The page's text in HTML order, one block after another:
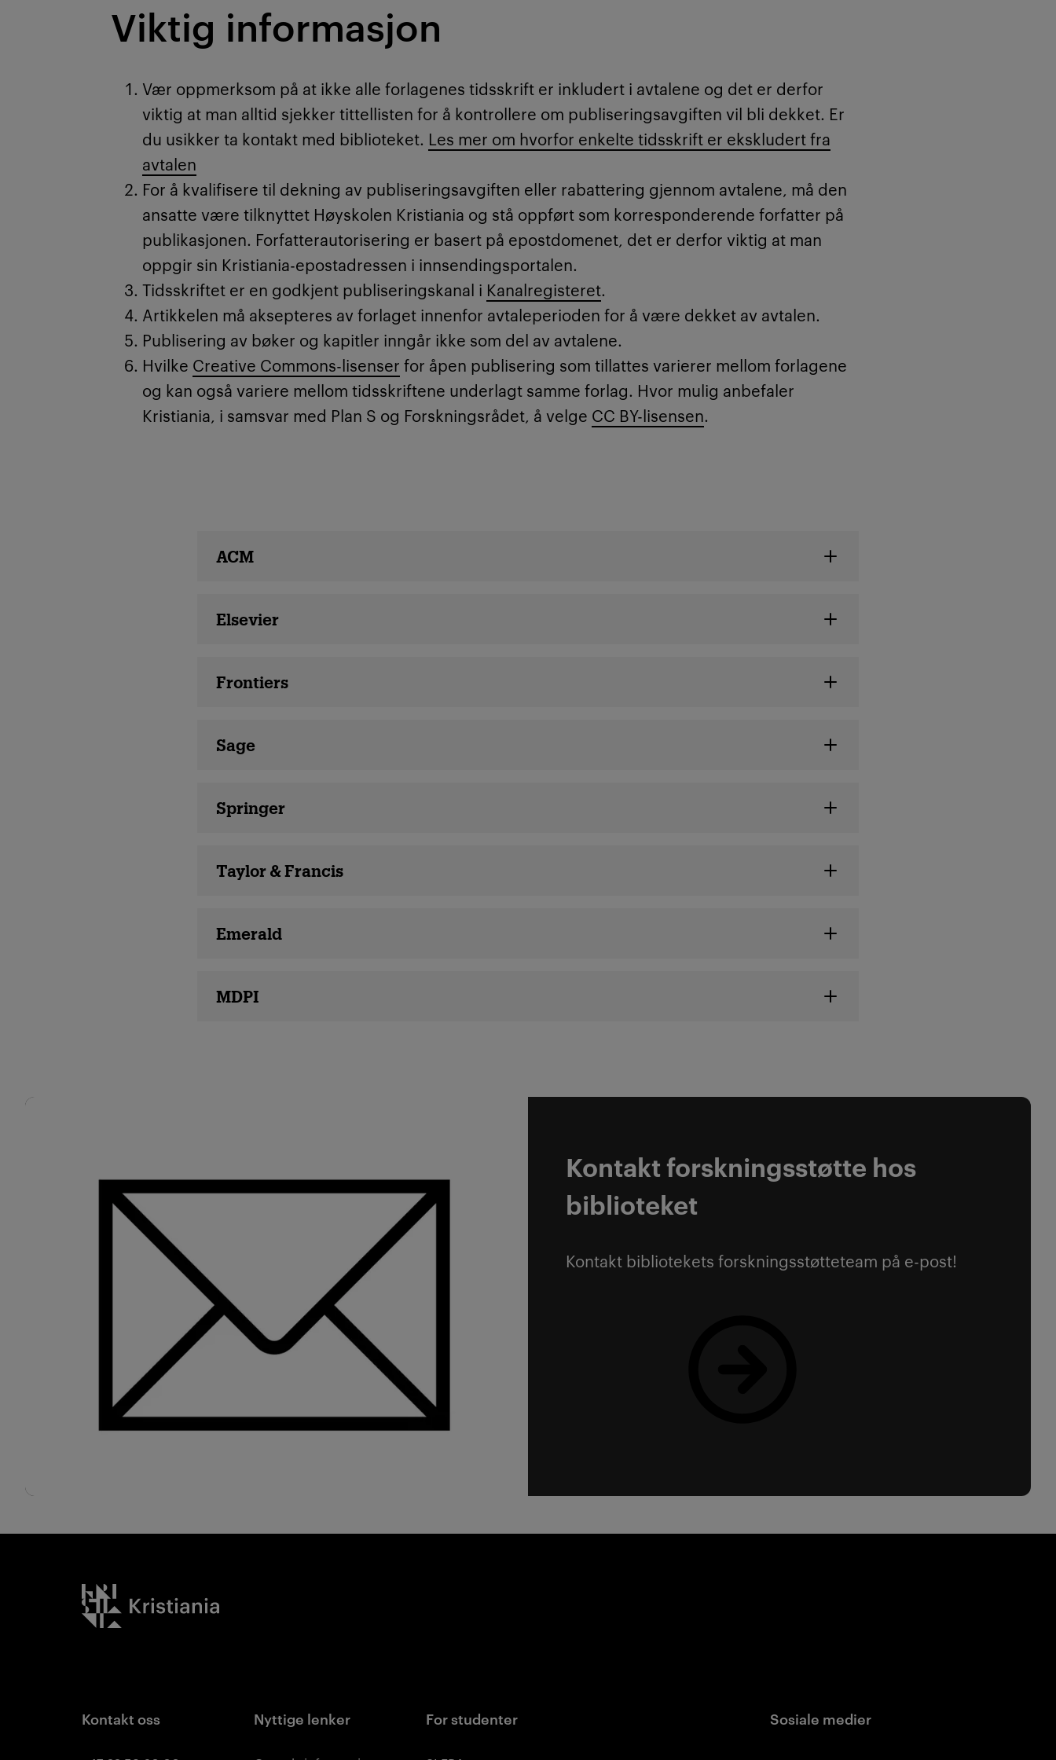
Rabattavtalergir kun prosentvis rabattering på publiseringsavgift i et utvalg av forlagets
hybrid- og åpne tidsskrift.
Under er en fullstendig oversikt over alle aktive avtaler med informasjon om vilkår og hvilke
tidsskrift som inkluderes. For spørsmål og veiledning kontaktbibliokeket@kristiania.no.
Viktig informasjon
Vær oppmerksom på at ikke alle forlagenes tidsskrift er inkludert i avtalene og det er derfor
viktig at man alltid sjekker tittellisten for å kontrollere om publiseringsavgiften vil bli dekket. Er
du usikker ta kontakt med biblioteket. Les mer om hvorfor enkelte tidsskrift er ekskludert fra
avtalen
For å kvalifisere til dekning av publiseringsavgiften eller rabattering gjennom avtalene, må den
ansatte være tilknyttet Høyskolen Kristiania og stå oppført som korresponderende forfatter på
publikasjonen. Forfatterautorisering er basert på epostdomenet, det er derfor viktig at man
oppgir sin Kristiania-epostadressen i innsendingsportalen.
Tidsskriftet er en godkjent publiseringskanal i Kanalregisteret.
Artikkelen må aksepteres av forlaget innenfor avtaleperioden for å være dekket av avtalen.
Publisering av bøker og kapitler inngår ikke som del av avtalene.
Hvilke Creative Commons-lisenser for åpen publisering som tillattes varierer mellom forlagene
og kan også variere mellom tidsskriftene underlagt samme forlag. Hvor mulig anbefaler
Kristiania, i samsvar med Plan S og Forskningsrådet, å velge CC BY-lisensen.
Våre avtaler
ACM
Elsevier
Frontiers
Sage
Springer
Taylor & Francis
Emerald
MDPI
Kontakt forskningsstøtte hos
biblioteket
Kontakt bibliotekets forskningsstøtteteam på e-post!
Kristiania logo
Kontakt oss Nyttige lenker For studenter Sosiale medier